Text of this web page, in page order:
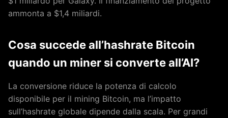
ammonta a $1,4 miliardi.
Cosa succede all’hashrate Bitcoin
quando un miner si converte all’AI?
La conversione riduce la potenza di calcolo
disponibile per il mining Bitcoin, ma l’impatto
sull’hashrate globale dipende dalla scala. Per grandi